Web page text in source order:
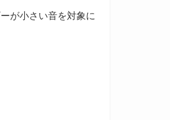
が小さい音を対象に